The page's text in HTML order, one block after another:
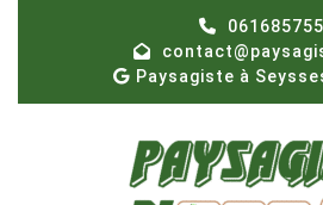
Paysagiste à